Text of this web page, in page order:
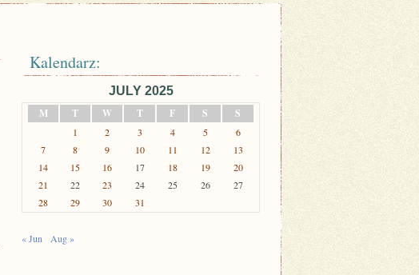
Kalendarz:
JULY 2025
M
T W T F S S
1 2 3 4 5
6
7
8 9 10 11 12
13
14
15 16 17 18 19
20
21
22 23 24 25 26
27
28
29 30 31
« Jun Aug »